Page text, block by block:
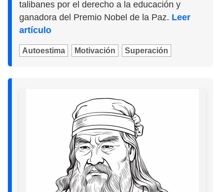
talibanes por el derecho a la educación y
ganadora del Premio Nobel de la Paz. Leer
artículo
Autoestima Motivación Superación